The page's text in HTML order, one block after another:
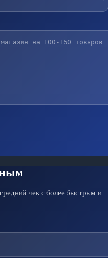
средний чек с более быстрым и